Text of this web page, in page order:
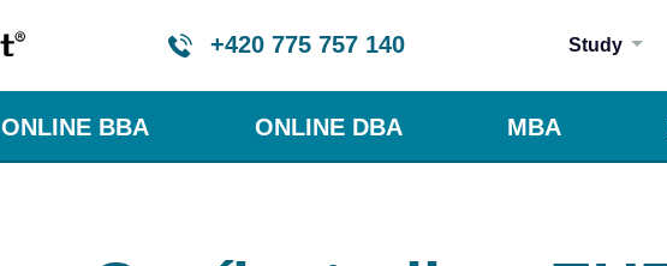
+420 775 757 140 Study
ONLINE BBA ONLINE DBA MBA